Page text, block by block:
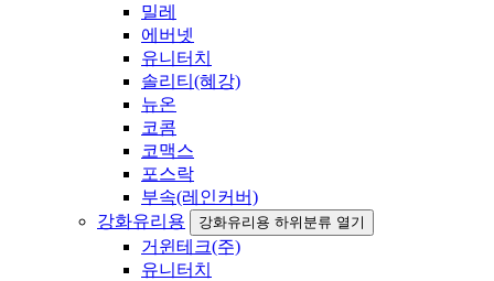
밀레
에버넷
유니터치
솔리티(혜강)
뉴온
코콤
코맥스
포스락
부속(레인커버)
강화유리용
강화유리용 하위분류 열기
거윈테크(주)
유니터치